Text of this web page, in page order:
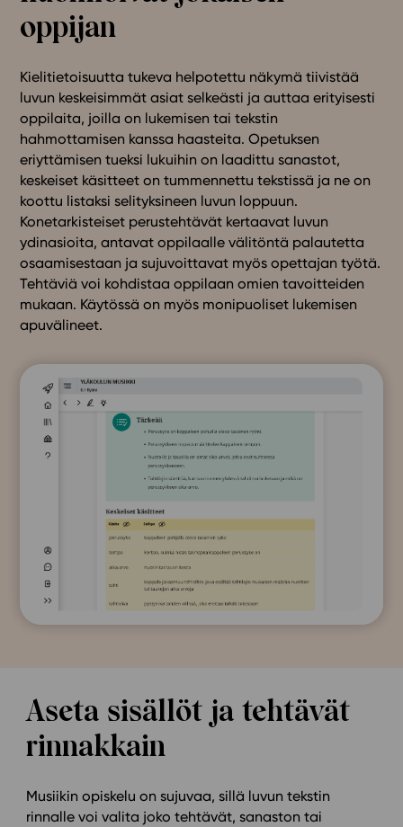
oppijan
Kielitietoisuutta tukeva helpotettu näkymä tiivistää
luvun keskeisimmät asiat selkeästi ja auttaa erityisesti
oppilaita, joilla on lukemisen tai tekstin
hahmottamisen kanssa haasteita. Opetuksen
eriyttämisen tueksi lukuihin on laadittu sanastot,
keskeiset käsitteet on tummennettu tekstissä ja ne on
koottu listaksi selityksineen luvun loppuun.
Konetarkisteiset perustehtävät kertaavat luvun
ydinasioita, antavat oppilaalle välitöntä palautetta
osaamisestaan ja sujuvoittavat myös opettajan työtä.
Tehtäviä voi kohdistaa oppilaan omien tavoitteiden
mukaan. Käytössä on myös monipuoliset lukemisen
apuvälineet.
Aseta sisällöt ja tehtävät
rinnakkain
Musiikin opiskelu on sujuvaa, sillä luvun tekstin
rinnalle voi valita joko tehtävät, sanaston tai